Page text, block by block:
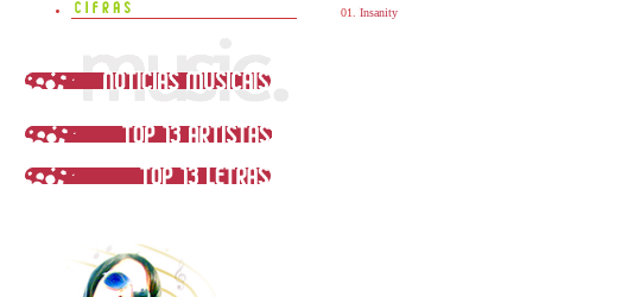
Insanity